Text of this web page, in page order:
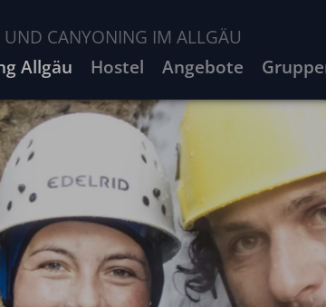
UND CANYONING IM ALLGÄU
Allgäu Hostel Angebote